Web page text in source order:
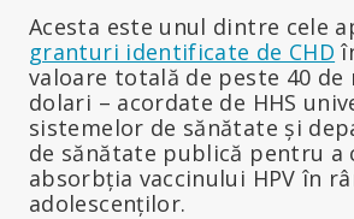
Acesta este unul dintre cele
granturi identificate de CHD
valoare totală de peste 40 de
dolari – acordate de HHS
sistemelor de sănătate și
de sănătate publică pentru a
absorbția vaccinului HPV în
adolescenților.